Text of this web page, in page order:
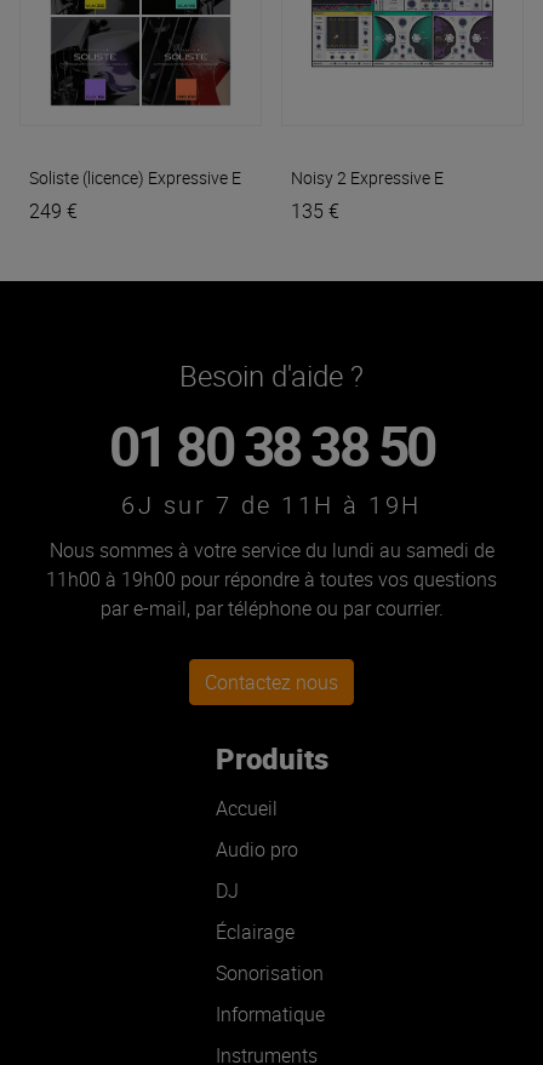
Soliste (licence) Expressive E
249 €
Noisy 2 Expressive E
135 €
Besoin d'aide ?
01 80 38 38 50
6J sur 7 de 11H à 19H
Nous sommes à votre service du lundi au samedi de
11h00 à 19h00 pour répondre à toutes vos questions
par e-mail, par téléphone ou par courrier.
Contactez nous
Produits
Accueil
Audio pro
DJ
Éclairage
Sonorisation
Informatique
Instruments